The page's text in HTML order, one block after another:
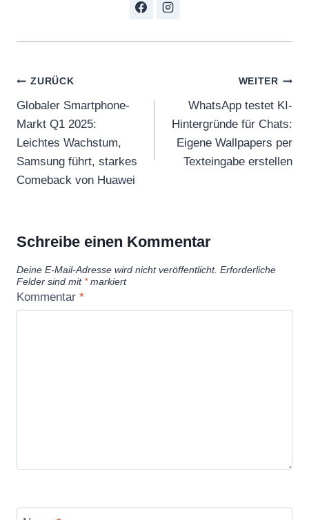
Beitragsnavigation
ZURÜCK
Globaler Smartphone-
Markt Q1 2025:
Leichtes Wachstum,
Samsung führt, starkes
Comeback von Huawei
WEITER
WhatsApp testet KI-
Hintergründe für Chats:
Eigene Wallpapers per
Texteingabe erstellen
Schreibe einen Kommentar
Deine E-Mail-Adresse wird nicht veröffentlicht. Erforderliche
Felder sind mit *markiert
Kommentar *